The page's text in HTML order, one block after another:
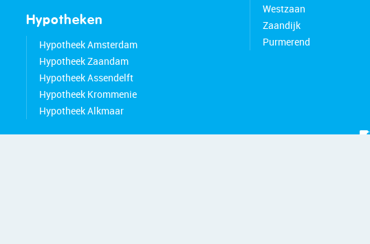
Hypotheken
Hypotheek Amsterdam
Hypotheek Zaandam
Hypotheek Assendelft
Hypotheek Krommenie
Hypotheek Alkmaar
Westzaan
Zaandijk
Purmerend